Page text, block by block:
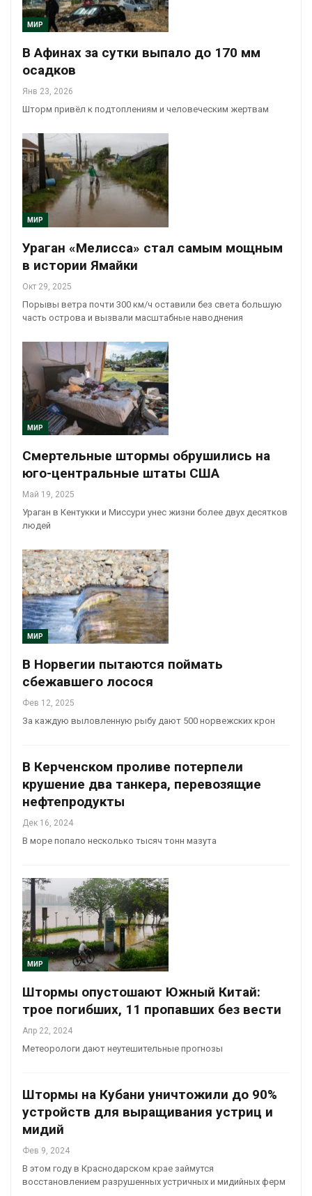
МИР
В Афинах за сутки выпало до 170 мм
осадков
Янв 23, 2026
Шторм привёл к подтоплениям и человеческим жертвам
МИР
Ураган «Мелисса» стал самым мощным
в истории Ямайки
Окт 29, 2025
Порывы ветра почти 300 км/ч оставили без света большую
часть острова и вызвали масштабные наводнения
МИР
Смертельные штормы обрушились на
юго-центральные штаты США
Май 19, 2025
Ураган в Кентукки и Миссури унес жизни более двух десятков
людей
МИР
В Норвегии пытаются поймать
сбежавшего лосося
Фев 12, 2025
За каждую выловленную рыбу дают 500 норвежских крон
В Керченском проливе потерпели
крушение два танкера, перевозящие
нефтепродукты
Дек 16, 2024
В море попало несколько тысяч тонн мазута
МИР
Штормы опустошают Южный Китай:
трое погибших, 11 пропавших без вести
Апр 22, 2024
Метеорологи дают неутешительные прогнозы
Штормы на Кубани уничтожили до 90%
устройств для выращивания устриц и
мидий
Фев 9, 2024
В этом году в Краснодарском крае займутся
восстановлением разрушенных устричных и мидийных ферм